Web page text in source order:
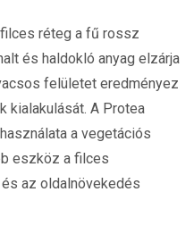
réteg a fű rossz
és haldokló anyag elzárja
felületet eredményez
kialakulását. A Protea
a vegetációs
eszköz a filces
az oldalnövekedés